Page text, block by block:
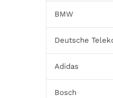
BMW
Deutsche
Adidas
Bosch